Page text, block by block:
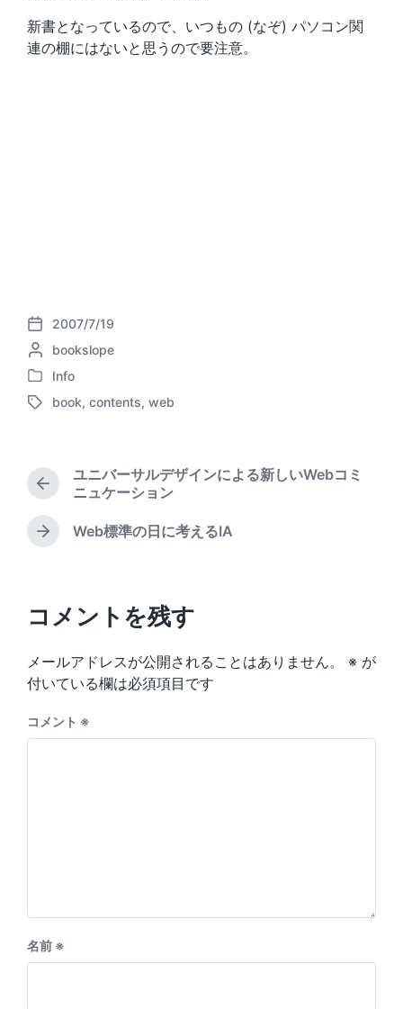
新書となっているので、いつもの (なぞ) パソコン関
連の棚にはないと思うので要注意。
P
o
s
d
2007/7/19
P
o
t
y
bookslope
P
o
d
n
Info
T
e
w
book, contents, web
P
e
v
s
t
ユニバーサルデザインによる新しいWebコミ
ニュケーション
N
p
o
t
:
Web標準の日に考えるIA
コメントを残す
メールアドレスが公開されることはありません。 ※ が
付いている欄は必須項目です
コメント ※
名前 ※